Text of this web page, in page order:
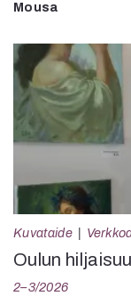
Mousa
Kuvataide
Oulun
2–3/2026